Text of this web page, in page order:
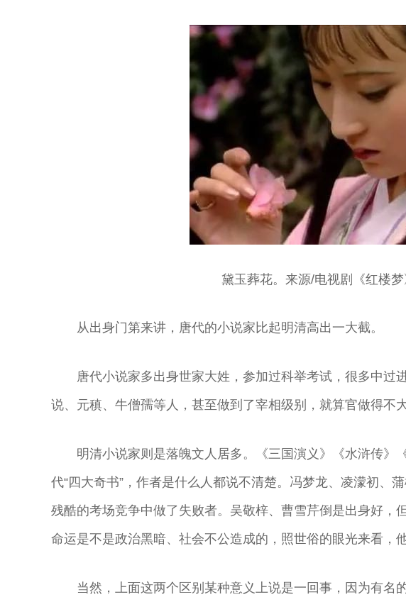
黛玉葬花。来源/电视剧《红楼梦
从出身门第来讲，唐代的小说家比起明清高出一大截。
唐代小说家多出身世家大姓，参加过科举考试，很多中过
说、元稹、牛僧孺等人，甚至做到了宰相级别，就算官做得不
明清小说家则是落魄文人居多。《三国演义》《水浒传》
代“四大奇书”，作者是什么人都说不清楚。冯梦龙、凌濛初、
残酷的考场竞争中做了失败者。吴敬梓、曹雪芹倒是出身好，
命运是不是政治黑暗、社会不公造成的，照世俗的眼光来看，
当然，上面这两个区别某种意义上说是一回事，因为有名
剧表演艺术家
演艺术家
曲剧院院长
王”